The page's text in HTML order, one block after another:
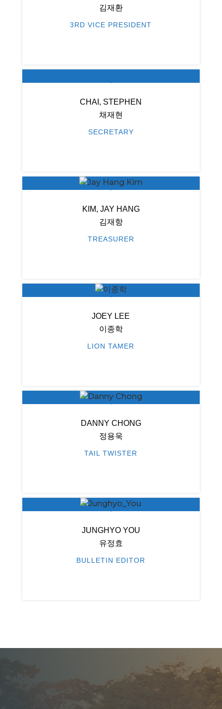
김재환
3RD VICE PRESIDENT
CHAI, STEPHEN
채재현
SECRETARY
KIM, JAY HANG
김재항
TREASURER
JOEY LEE
이종학
LION TAMER
DANNY CHONG
정용욱
TAIL TWISTER
JUNGHYO YOU
유정효
BULLETIN EDITOR